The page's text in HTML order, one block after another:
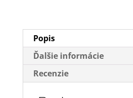
Popis
Ďalšie informácie
Recenzie